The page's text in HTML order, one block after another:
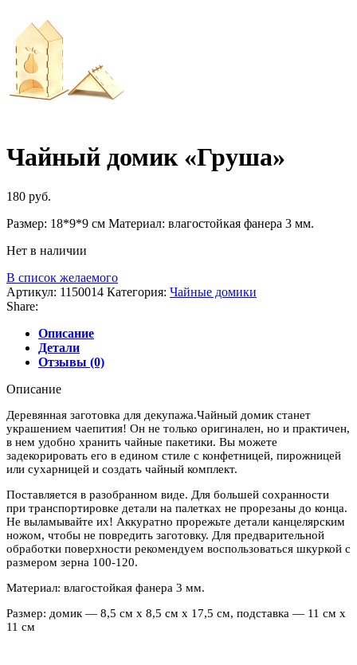
Чайный домик «Груша»
180 руб.
Размер: 18*9*9 см Материал: влагостойкая фанера 3 мм.
Нет в наличии
В список желаемого
Артикул: 1150014 Категория: Чайные домики
Share:
Описание
Детали
Отзывы (0)
Описание
Деревянная заготовка для декупажа.Чайный домик станет
украшением чаепития! Он не только оригинален, но и практичен,
в нем удобно хранить чайные пакетики. Вы можете
задекорировать его в едином стиле с конфетницей, пирожницей
или сухарницей и создать чайный комплект.
Поставляется в разобранном виде. Для большей сохранности
при транспортировке детали на палетках не прорезаны до конца.
Не выламывайте их! Аккуратно прорежьте детали канцелярским
ножом, чтобы не повредить заготовку. Для предварительной
обработки поверхности рекомендуем воспользоваться шкуркой с
размером зерна 100-120.
Материал: влагостойкая фанера 3 мм.
Размер: домик — 8,5 см x 8,5 см x 17,5 см, подставка — 11 см x
11 см